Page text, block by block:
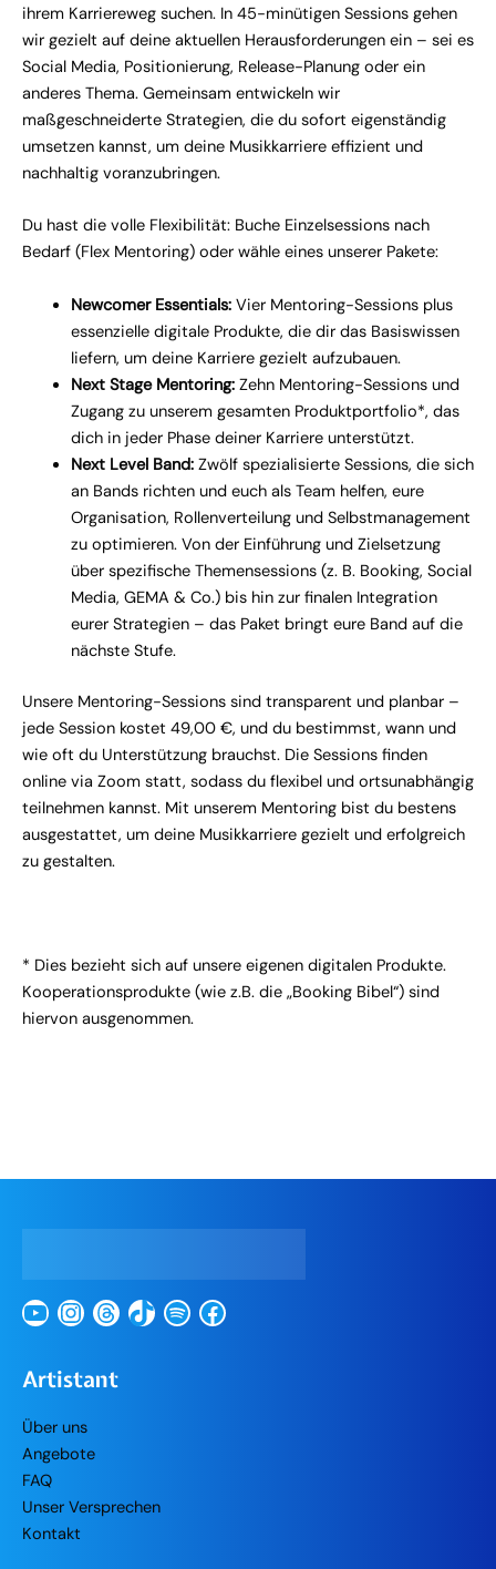
ihrem Karriereweg suchen. In 45-minütigen Sessions gehen
wir gezielt auf deine aktuellen Herausforderungen ein – sei es
Social Media, Positionierung, Release-Planung oder ein
anderes Thema. Gemeinsam entwickeln wir
maßgeschneiderte Strategien, die du sofort eigenständig
umsetzen kannst, um deine Musikkarriere effizient und
nachhaltig voranzubringen.
Du hast die volle Flexibilität: Buche Einzelsessions nach
Bedarf (Flex Mentoring) oder wähle eines unserer Pakete:
Newcomer Essentials:Vier Mentoring-Sessions plus
essenzielle digitale Produkte, die dir das Basiswissen
liefern, um deine Karriere gezielt aufzubauen.
Next Stage Mentoring:Zehn Mentoring-Sessions und
Zugang zu unserem gesamten Produktportfolio*, das
dich in jeder Phase deiner Karriere unterstützt.
Next Level Band:Zwölf spezialisierte Sessions, die sich
an Bands richten und euch als Team helfen, eure
Organisation, Rollenverteilung und Selbstmanagement
zu optimieren. Von der Einführung und Zielsetzung
über spezifische Themensessions (z. B. Booking, Social
Media, GEMA & Co.) bis hin zur finalen Integration
eurer Strategien – das Paket bringt eure Band auf die
nächste Stufe.
Unsere Mentoring-Sessions sind transparent und planbar –
jede Session kostet 49,00 €, und du bestimmst, wann und
wie oft du Unterstützung brauchst. Die Sessions finden
online via Zoom statt, sodass du flexibel und ortsunabhängig
teilnehmen kannst. Mit unserem Mentoring bist du bestens
ausgestattet, um deine Musikkarriere gezielt und erfolgreich
zu gestalten.
* Dies bezieht sich auf unsere eigenen digitalen Produkte.
Kooperationsprodukte (wie z.B. die „Booking Bibel“) sind
hiervon ausgenommen.
YouTube
Instagram
Threads
TikTok
SpotifyFacebook
Artistant
Über uns
Angebote
FAQ
Unser Versprechen
Kontakt